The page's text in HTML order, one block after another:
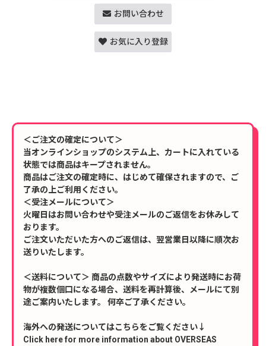
お問い合わせ
お気に入り登録
＜ご注文の確定について＞
当オンラインショップのシステム上、カートに入れている
状態では商品はキープされません。
商品はご注文の確定時に、はじめて確保されますので、ご
了承の上ご利用ください。
＜受注メールについて＞
火曜日はお問い合わせや受注メールのご返信をお休みして
おります。
ご注文いただいた方へのご返信は、翌営業日以降に順次お
送りいたします。
＜送料について＞ 商品の点数やサイズにより発送時にお荷
物が複数個口になる場合、送料を再計算後、メールにて別
途ご案内いたします。 何卒ご了承ください。
海外への発送についてはこちらをご覧ください↓
Click here for more information about OVERSEAS